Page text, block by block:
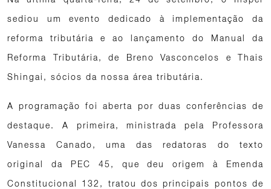
sediou um evento dedicado à implementação da
reforma tributária e ao lançamento do Manual da
Reforma Tributária, de Breno Vasconcelos e Thais
Shingai, sócios da nossa área tributária.
A programação foi aberta por duas conferências de
destaque. A primeira, ministrada pela Professora
Vanessa Canado, uma das redatoras do texto
original da PEC 45, que deu origem à Emenda
Constitucional 132, tratou dos principais pontos de